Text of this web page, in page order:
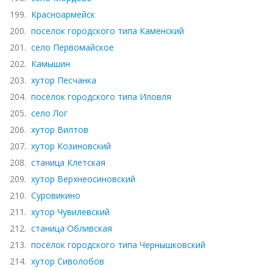
199. Красноармейск
200. поселок городского типа Каменский
201. село Первомайское
202. Камышин
203. хутор Песчанка
204. посёлок городского типа Иловля
205. село Лог
206. хутор Вилтов
207. хутор Козиновский
208. станица Клетская
209. хутор Верхнеосиновский
210. Суровикино
211. хутор Чувилевский
212. станица Обливская
213. посёлок городского типа Чернышковский
214. хутор Сиволобов